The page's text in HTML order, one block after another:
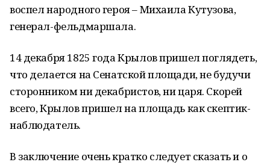
воспел народного героя – Михаила Кутузова,
генерал-фельдмаршала.
14 декабря 1825 года Крылов пришел поглядеть,
что делается на Сенатской площади, не будучи
сторонником ни декабристов, ни царя. Скорей
всего, Крылов пришел на площадь как скептик-
наблюдатель.
В заключение очень кратко следует сказать и о